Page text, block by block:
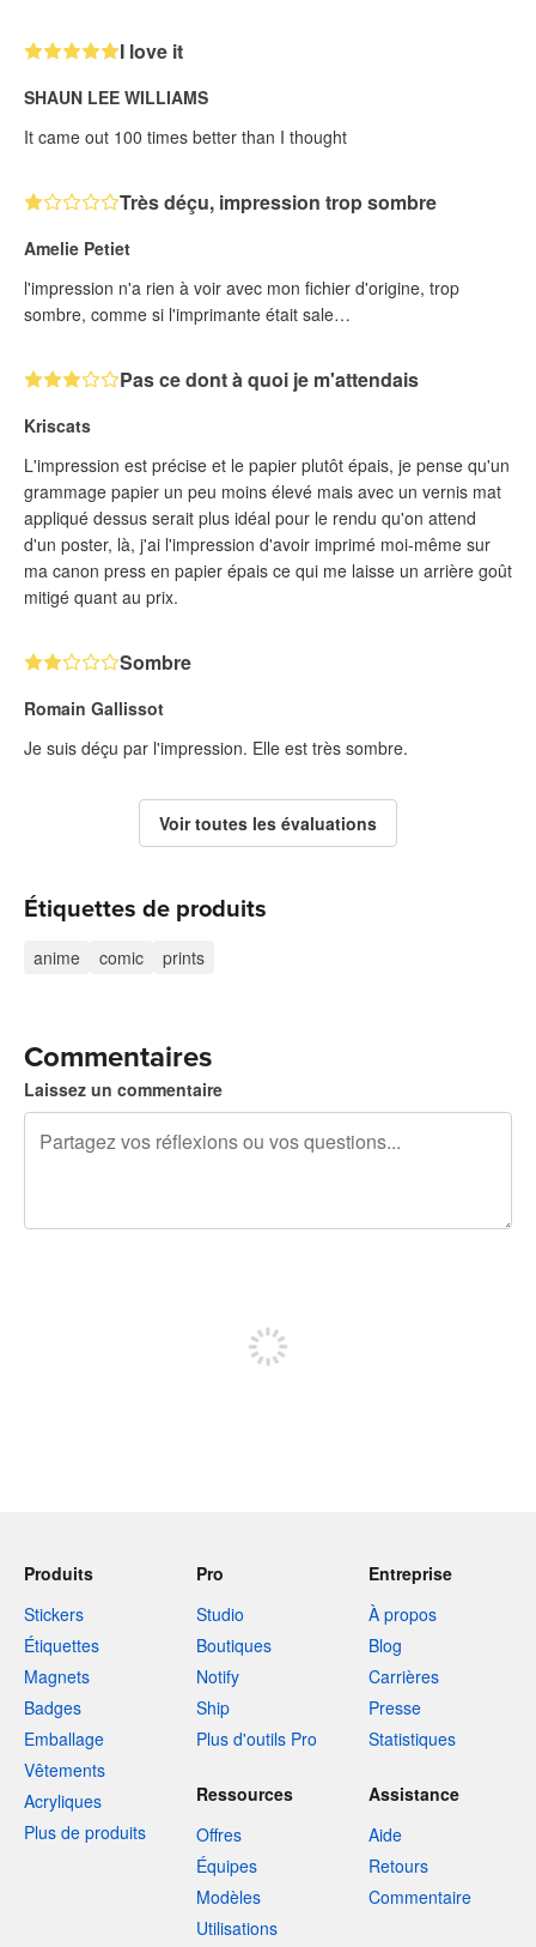
I love it
SHAUN LEE WILLIAMS
It came out 100 times better than I thought
Très déçu, impression trop sombre
Amelie Petiet
l'impression n'a rien à voir avec mon fichier d'origine, trop
sombre, comme si l'imprimante était sale…
Pas ce dont à quoi je m'attendais
Kriscats
L'impression est précise et le papier plutôt épais, je pense qu'un
grammage papier un peu moins élevé mais avec un vernis mat
appliqué dessus serait plus idéal pour le rendu qu'on attend
d'un poster, là, j'ai l'impression d'avoir imprimé moi-même sur
ma canon press en papier épais ce qui me laisse un arrière goût
mitigé quant au prix.
Sombre
Romain Gallissot
Je suis déçu par l'impression. Elle est très sombre.
Voir toutes les évaluations
Étiquettes de produits
anime comic prints
Commentaires
Laissez un commentaire
Produits
Stickers
Étiquettes
Magnets
Badges
Emballage
Vêtements
Acryliques
Plus de produits
Pro
Studio
Boutiques
Notify
Ship
Plus d'outils Pro
Entreprise
À propos
Blog
Carrières
Presse
Statistiques
Ressources
Offres
Équipes
Modèles
Utilisations
Assistance
Aide
Retours
Commentaire